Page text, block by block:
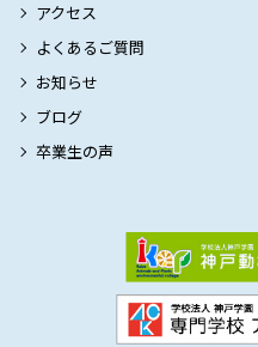
アクセス
よくあるご質問
お知らせ
ブログ
卒業生の声